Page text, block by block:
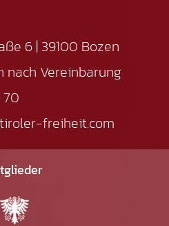
6 | 39100 Bozen
nach Vereinbarung
70
freiheit.com